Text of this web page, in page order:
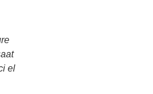
el